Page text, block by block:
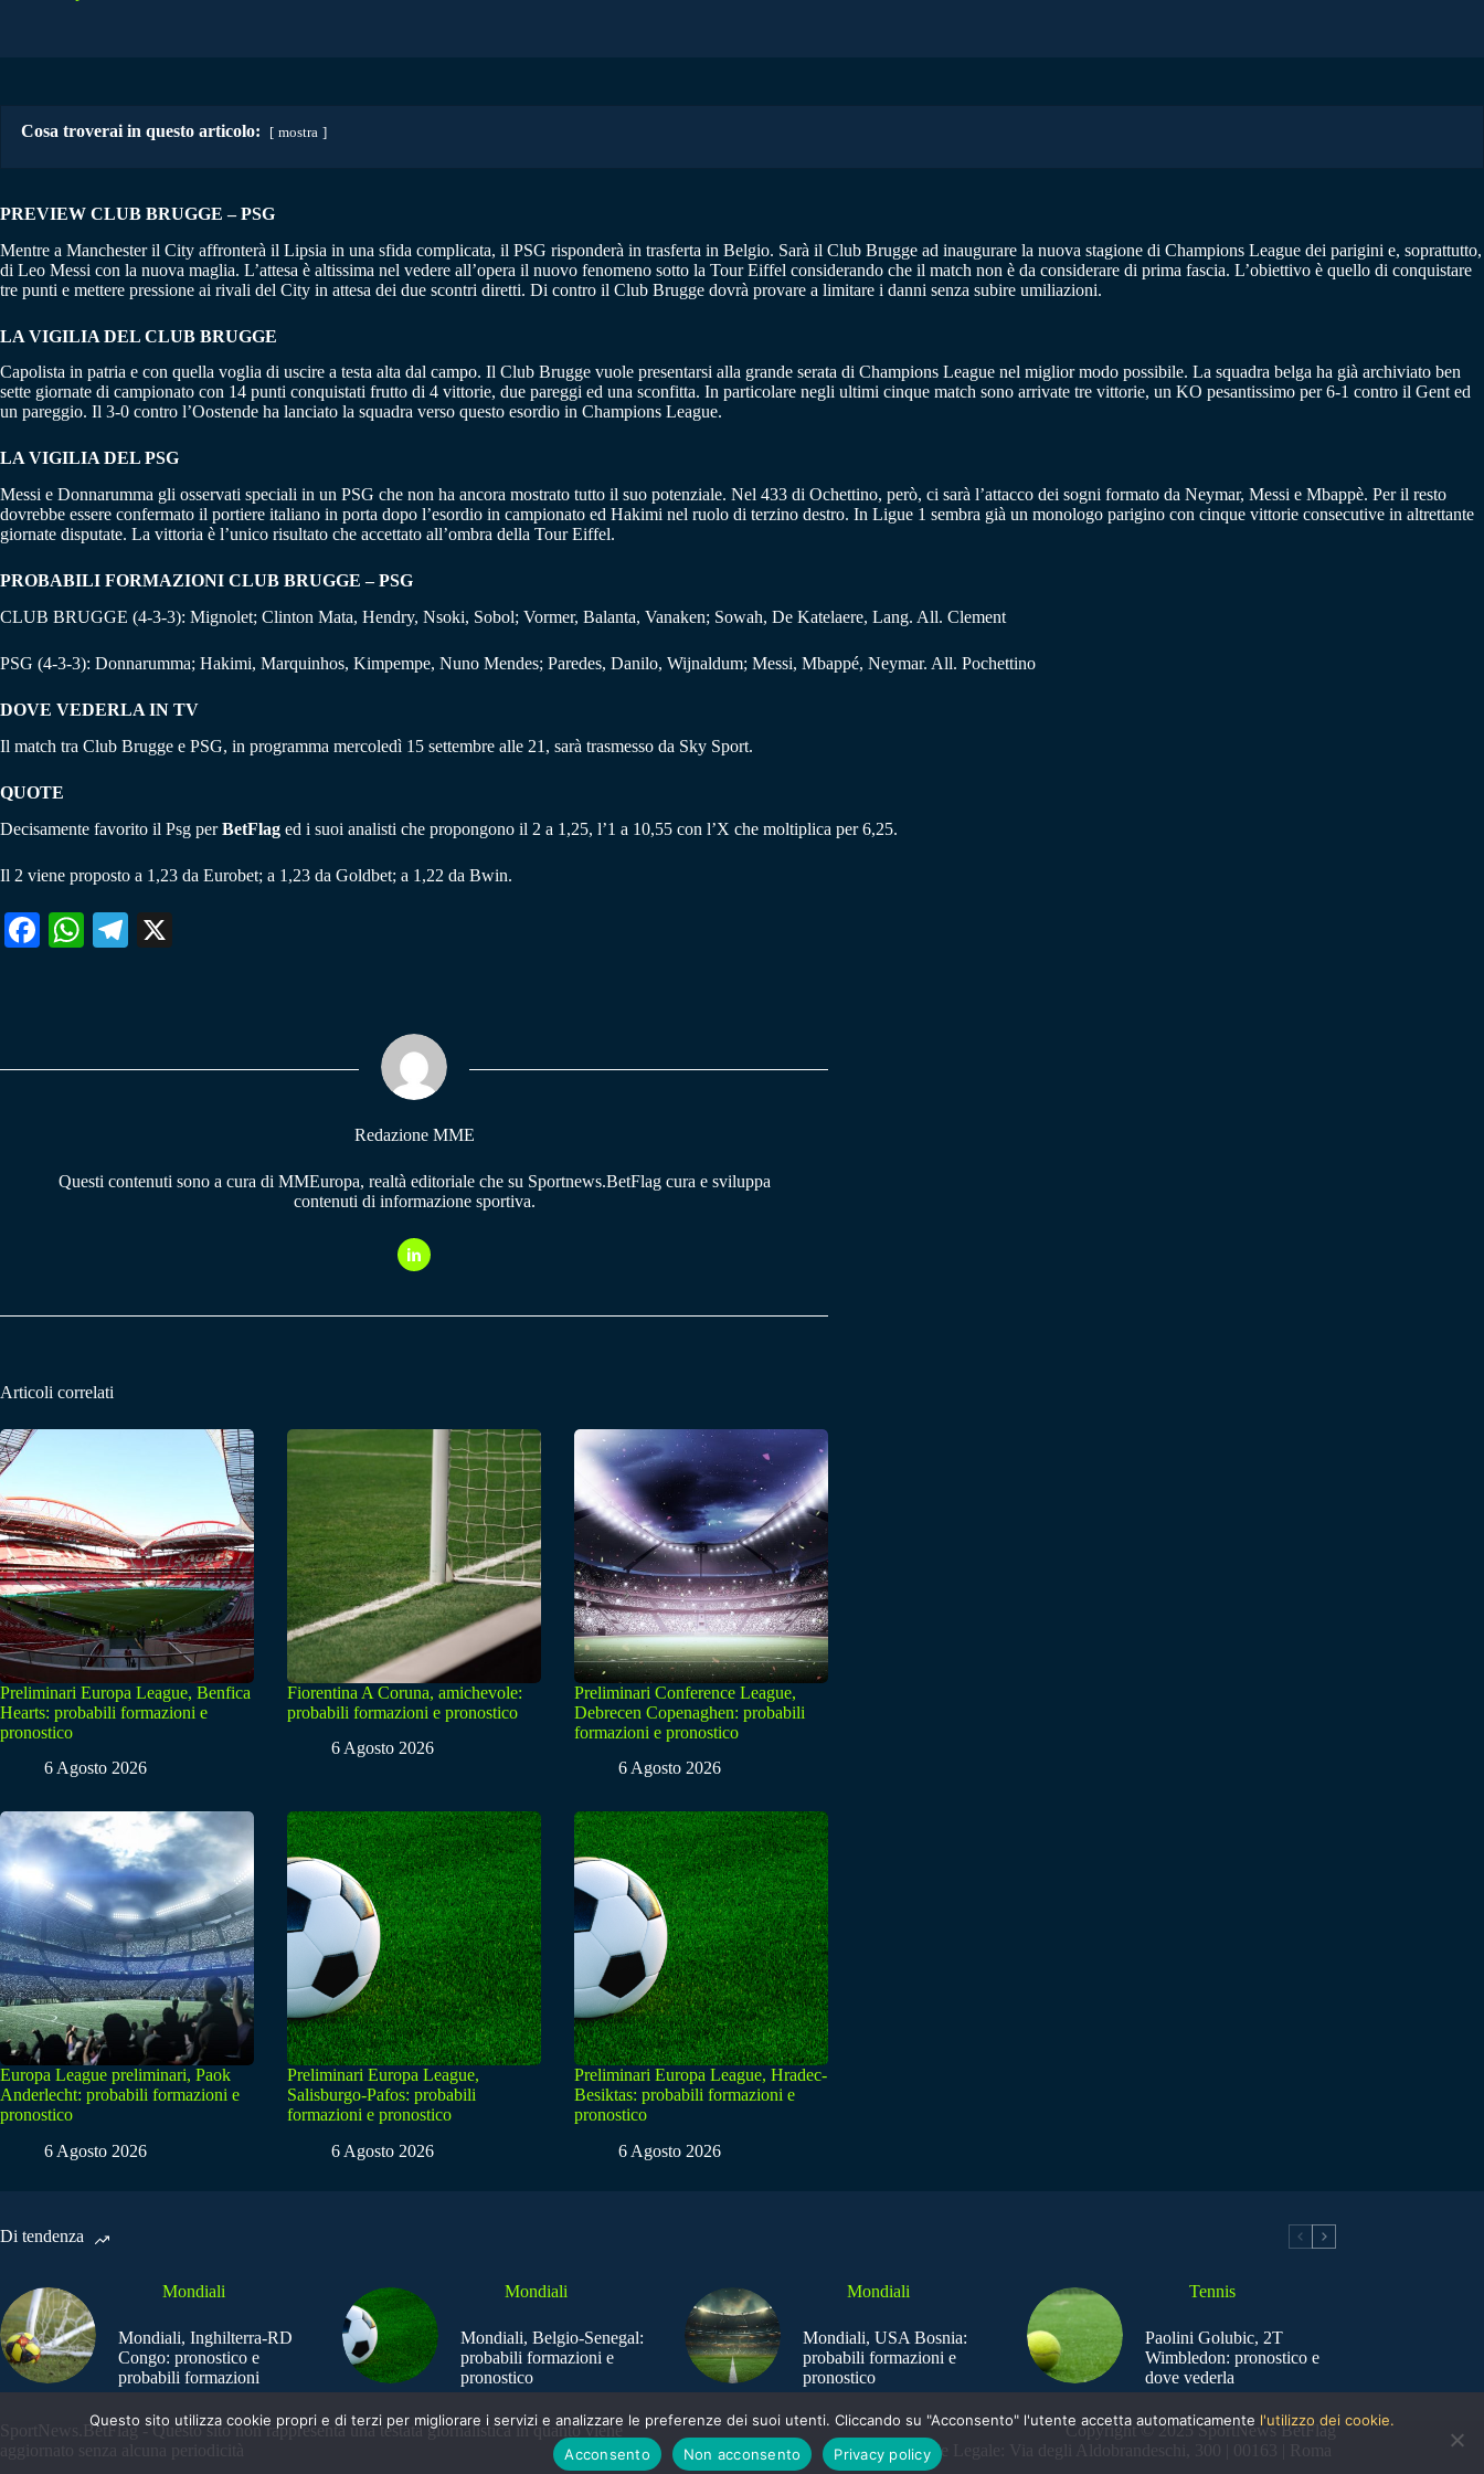
Cosa troverai in questo articolo: mostra
PREVIEW CLUB BRUGGE – PSG
Mentre a Manchester il City affronterà il Lipsia in una sfida complicata, il PSG risponderà in trasferta in Belgio. Sarà il Club Brugge ad inaugurare la nuova stagione di Champions League dei parigini e, soprattutto,
di Leo Messi con la nuova maglia. L’attesa è altissima nel vedere all’opera il nuovo fenomeno sotto la Tour Eiffel considerando che il match non è da considerare di prima fascia. L’obiettivo è quello di conquistare
tre punti e mettere pressione ai rivali del City in attesa dei due scontri diretti. Di contro il Club Brugge dovrà provare a limitare i danni senza subire umiliazioni.
LA VIGILIA DEL CLUB BRUGGE
Capolista in patria e con quella voglia di uscire a testa alta dal campo. Il Club Brugge vuole presentarsi alla grande serata di Champions League nel miglior modo possibile. La squadra belga ha già archiviato ben
sette giornate di campionato con 14 punti conquistati frutto di 4 vittorie, due pareggi ed una sconfitta. In particolare negli ultimi cinque match sono arrivate tre vittorie, un KO pesantissimo per 6-1 contro il Gent ed
un pareggio. Il 3-0 contro l’Oostende ha lanciato la squadra verso questo esordio in Champions League.
LA VIGILIA DEL PSG
Messi e Donnarumma gli osservati speciali in un PSG che non ha ancora mostrato tutto il suo potenziale. Nel 433 di Ochettino, però, ci sarà l’attacco dei sogni formato da Neymar, Messi e Mbappè. Per il resto
dovrebbe essere confermato il portiere italiano in porta dopo l’esordio in campionato ed Hakimi nel ruolo di terzino destro. In Ligue 1 sembra già un monologo parigino con cinque vittorie consecutive in altrettante
giornate disputate. La vittoria è l’unico risultato che accettato all’ombra della Tour Eiffel.
PROBABILI FORMAZIONI CLUB BRUGGE – PSG
CLUB BRUGGE (4-3-3): Mignolet; Clinton Mata, Hendry, Nsoki, Sobol; Vormer, Balanta, Vanaken; Sowah, De Katelaere, Lang. All. Clement
PSG (4-3-3): Donnarumma; Hakimi, Marquinhos, Kimpempe, Nuno Mendes; Paredes, Danilo, Wijnaldum; Messi, Mbappé, Neymar. All. Pochettino
DOVE VEDERLA IN TV
Il match tra Club Brugge e PSG, in programma mercoledì 15 settembre alle 21, sarà trasmesso da Sky Sport.
QUOTE
Decisamente favorito il Psg perBetFlag ed i suoi analisti che propongono il 2 a 1,25, l’1 a 10,55 con l’X che moltiplica per 6,25.
Il 2 viene proposto a 1,23 da Eurobet; a 1,23 da Goldbet; a 1,22 da Bwin.
Fa W
pp
Te
m
Redazione MME
Questi contenuti sono a cura di MMEuropa, realtà editoriale che su Sportnews.BetFlag cura e sviluppa
contenuti di informazione sportiva.
Articoli correlati
Preliminari Europa League, Benfica
Hearts: probabili formazioni e
pronostico
6 Agosto 2026
Fiorentina A Coruna, amichevole:
probabili formazioni e pronostico
6 Agosto 2026
Preliminari Conference League,
Debrecen Copenaghen: probabili
formazioni e pronostico
6 Agosto 2026
Europa League preliminari, Paok
Anderlecht: probabili formazioni e
pronostico
6 Agosto 2026
Preliminari Europa League,
Salisburgo-Pafos: probabili
formazioni e pronostico
6 Agosto 2026
Preliminari Europa League, Hradec-
Besiktas: probabili formazioni e
pronostico
6 Agosto 2026
Di tendenza
Mondiali
Mondiali, Inghilterra-RD
Congo: pronostico e
probabili formazioni
Mondiali
Mondiali, Belgio-Senegal:
probabili formazioni e
pronostico
Mondiali
Mondiali, USA Bosnia:
probabili formazioni e
pronostico
Tennis
Paolini Golubic, 2T
Wimbledon: pronostico e
dove vederla
SportNews.BetFlag - Questo sito non rappresenta una testata giornalistica in quanto viene
aggiornato senza alcuna periodicità
Copyright © 2025 SportNews BetFlag
Sede Legale: Via degli Aldobrandeschi, 300 | 00163 | Roma
Questo sito utilizza cookie propri e di terzi per migliorare i servizi e analizzare le preferenze dei suoi utenti. Cliccando su "Acconsento" l'utente accetta automaticamente l'utilizzo dei cookie.
Acconsento
Non acconsento Privacy policy